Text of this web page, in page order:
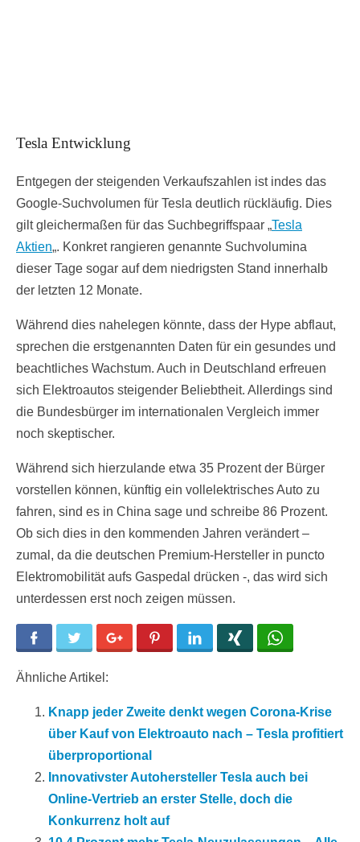
Tesla Entwicklung
Entgegen der steigenden Verkaufszahlen ist indes das
Google-Suchvolumen für Tesla deutlich rückläufig. Dies
gilt gleichermaßen für das Suchbegriffspaar „Tesla
Aktien„. Konkret rangieren genannte Suchvolumina
dieser Tage sogar auf dem niedrigsten Stand innerhalb
der letzten 12 Monate.
Während dies nahelegen könnte, dass der Hype abflaut,
sprechen die erstgenannten Daten für ein gesundes und
beachtliches Wachstum. Auch in Deutschland erfreuen
sich Elektroautos steigender Beliebtheit. Allerdings sind
die Bundesbürger im internationalen Vergleich immer
noch skeptischer.
Während sich hierzulande etwa 35 Prozent der Bürger
vorstellen können, künftig ein vollelektrisches Auto zu
fahren, sind es in China sage und schreibe 86 Prozent.
Ob sich dies in den kommenden Jahren verändert –
zumal, da die deutschen Premium-Hersteller in puncto
Elektromobilität aufs Gaspedal drücken -, das wird sich
unterdessen erst noch zeigen müssen.
Facebook Twitter Google+ Pinterest LinkedIn
Ähnliche Artikel:
Knapp jeder Zweite denkt wegen Corona-Krise
über Kauf von Elektroauto nach – Tesla profitiert
überproportional
Innovativster Autohersteller Tesla auch bei
Online-Vertrieb an erster Stelle, doch die
Konkurrenz holt auf